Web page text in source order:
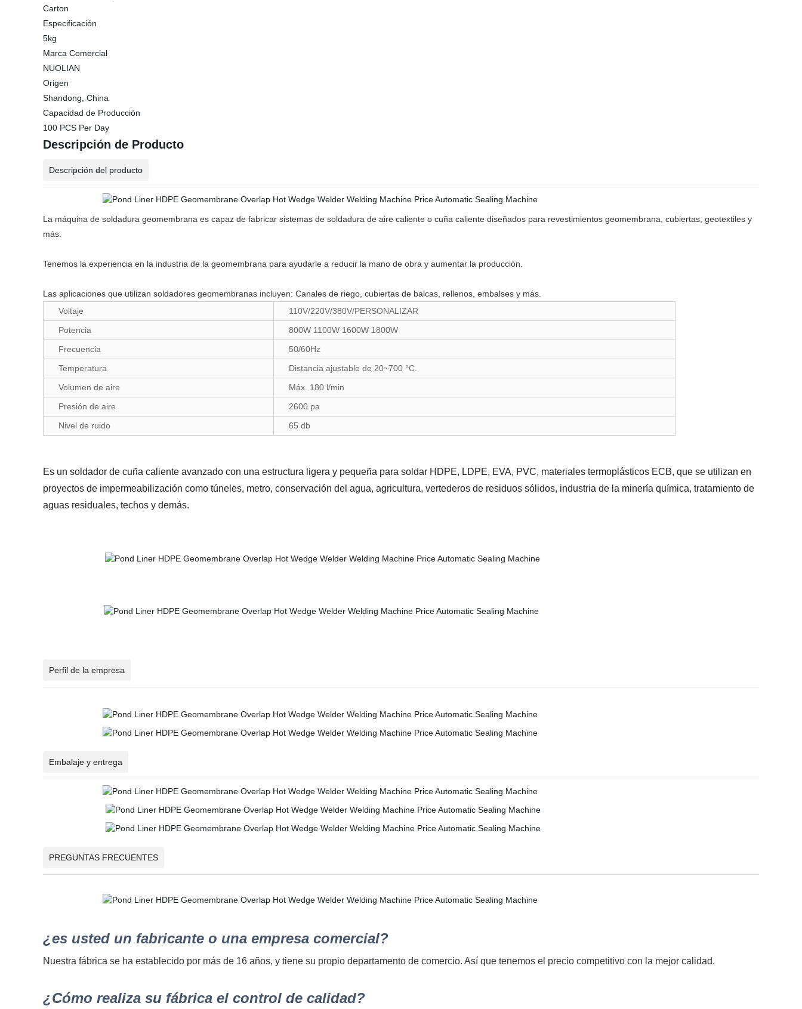
Carton
Especificación
5kg
Marca Comercial
NUOLIAN
Origen
Shandong, China
Capacidad de Producción
100 PCS Per Day
Descripción de Producto
Descripción del producto
La máquina de soldadura geomembrana es capaz de fabricar sistemas de soldadura de aire caliente o cuña caliente diseñados para revestimientos geomembrana, cubiertas, geotextiles y
más.
Tenemos la experiencia en la industria de la geomembrana para ayudarle a reducir la mano de obra y aumentar la producción.
Las aplicaciones que utilizan soldadores geomembranas incluyen: Canales de riego, cubiertas de balcas, rellenos, embalses y más.
Voltaje
110V/220V/380V/PERSONALIZAR
Potencia
800W 1100W 1600W 1800W
Frecuencia
50/60Hz
Temperatura
Distancia ajustable de 20~700 °C.
Volumen de aire
Máx. 180 l/min
Presión de aire
2600 pa
Nivel de ruido
65 db
Es un soldador de cuña caliente avanzado con una estructura ligera y pequeña para soldar HDPE, LDPE, EVA, PVC, materiales termoplásticos ECB, que se utilizan en
proyectos de impermeabilización como túneles, metro, conservación del agua, agricultura, vertederos de residuos sólidos, industria de la minería química, tratamiento de
aguas residuales, techos y demás.
Perfil de la empresa
Embalaje y entrega
PREGUNTAS FRECUENTES
¿es usted un fabricante o una empresa comercial?
Nuestra fábrica se ha establecido por más de 16 años, y tiene su propio departamento de comercio. Así que tenemos el precio competitivo con la mejor calidad.
¿Cómo realiza su fábrica el control de calidad?